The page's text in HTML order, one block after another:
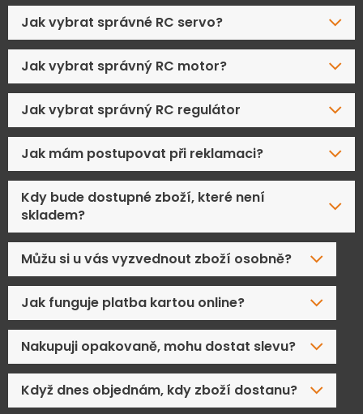
Jak vybrat správné RC servo?
Jak vybrat správný RC motor?
Jak vybrat správný RC regulátor
Jak mám postupovat při reklamaci?
Kdy bude dostupné zboží, které není
skladem?
Můžu si u vás vyzvednout zboží osobně?
Jak funguje platba kartou online?
Nakupuji opakovaně, mohu dostat slevu?
Když dnes objednám, kdy zboží dostanu?